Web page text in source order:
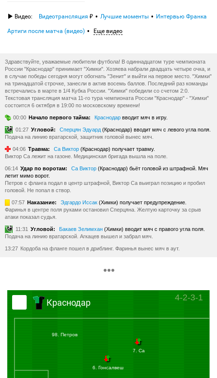
Видео: Видеотрансляция Лучшие моменты Интервью Франка
Артиги после матча (видео) Еще видео
Здравствуйте, уважаемые любители футбола! В одиннадцатом туре чемпионата
России "Краснодар" принимает "Химки". Хозяева набрали двадцать четыре очка, и
в случае победы сегодня могут обогнать "Зенит" и выйти на первое место. "Химки"
на тринадцатой строчке, занесли в актив восемь баллов. Последний раз команды
встречались в марте в 1/4 Кубка России. "Химки" победили со счетом 2:0.
Текстовая трансляция матча 11-го тура чемпионата России "Краснодар" - "Химки"
состоится 6 октября в 19:00 по московскому времени!
00:00 Начало первого тайма: Краснодар вводит мяч в игру.
01:27 Угловой: Сперцян Эдуард (Краснодар) вводит мяч с левого угла поля.
Подача на линию вратарской, защитник головой вынес мяч.
04:06 Травма: Са Виктор (Краснодар) получает травму.
Виктор Са лежит на газоне. Медицинская бригада вышла на поле.
06:14 Удар по воротам: Са Виктор (Краснодар) бьёт головой из штрафной. Мяч
летит мимо ворот.
Петров с фланга подал в центр штрафной, Виктор Са выиграл позицию и пробил
головой. Не попал в створ.
07:57 Наказание: Эдгардо Иссак (Химки) получает предупреждение.
Фаринья в центре поля руками остановил Сперцяна. Желтую карточку за срыв
атаки показал судья.
11:31 Угловой: Бакаев Зелимхан (Химки) вводит мяч с правого угла поля.
Подача на линию вратарской. Агкацев вышел и забрал мяч.
13:27 Кордоба на фланге пошел в дриблинг. Фаринья вынес мяч в аут.
Бакаев подал с фланга. Слишком сильно подача вышла. Мяч ушел за
19:38 Угловой: Оласа Лукас(Краснодар) вводит мяч с правого угла поля.
Подача в центр штрафной, отбилась оборона гостей.
20:05 Удар по воротам:
пределов штрафной в створ ворот. Мяч отбит вратарём.
угол. Кокарев выручил!
(Краснодар) получает травму.
(Химки) получает травму.
Футболисты столкнулись в борьбе. Медицинские бригады обеих команд вышли на
поле.
Краснодар 4-2-3-1
98. Петров
6. Гонсалвеш
7. Са